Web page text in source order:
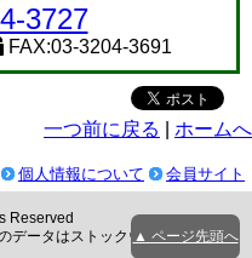
▲ ページ先頭へ
3727
FAX:03-3204-3691
一つ前に戻る ホームへ
個人情報について 会員サイト
Reserved
データはストックウェザー株式会